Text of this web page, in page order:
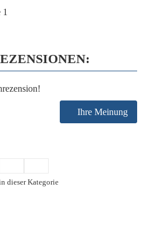
Ihre Meinung
dieser Kategorie